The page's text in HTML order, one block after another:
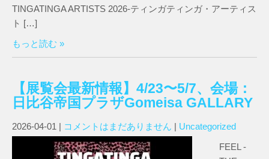
TINGATINGA ARTISTS 2026-ティンガティンガ・アーティス
ト […]
もっと読む »
【展覧会最新情報】4/23〜5/7、会場：
日比谷帝国プラザGomeisa GALLARY
2026-04-01 | コメントはまだありません | Uncategorized
FEEL -